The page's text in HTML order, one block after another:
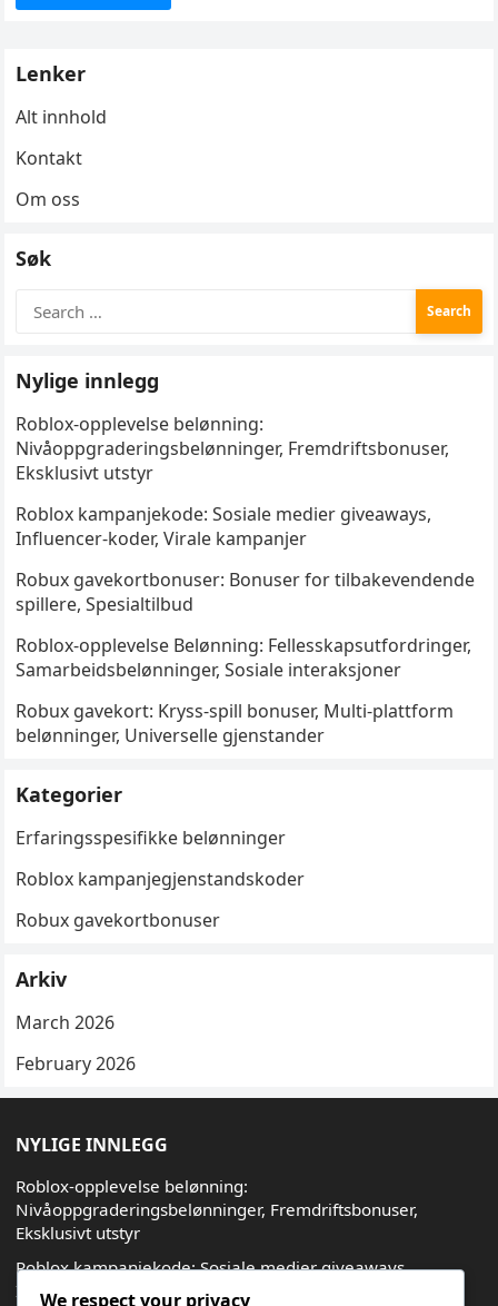
Lenker
Alt innhold
Kontakt
Om oss
Søk
for:
Nylige innlegg
Roblox-opplevelse belønning:
Nivåoppgraderingsbelønninger, Fremdriftsbonuser,
Eksklusivt utstyr
Roblox kampanjekode: Sosiale medier giveaways,
Influencer-koder, Virale kampanjer
Robux gavekortbonuser: Bonuser for tilbakevendende
spillere, Spesialtilbud
Roblox-opplevelse Belønning: Fellesskapsutfordringer,
Samarbeidsbelønninger, Sosiale interaksjoner
Robux gavekort: Kryss-spill bonuser, Multi-plattform
belønninger, Universelle gjenstander
Kategorier
Erfaringsspesifikke belønninger
Roblox kampanjegjenstandskoder
Robux gavekortbonuser
Arkiv
March 2026
February 2026
NYLIGE INNLEGG
Roblox-opplevelse belønning:
Nivåoppgraderingsbelønninger, Fremdriftsbonuser,
Eksklusivt utstyr
Roblox kampanjekode: Sosiale medier giveaways,
Influencer-koder, Virale kampanjer
We respect your privacy